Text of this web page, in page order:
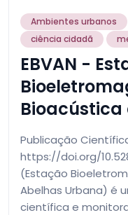
Ambientes urbanos
ciência cidadã
EBVAN -
Bioacústica
Publicação
https://doi.org/
(Estação
Abelhas Urbana) é
científica e